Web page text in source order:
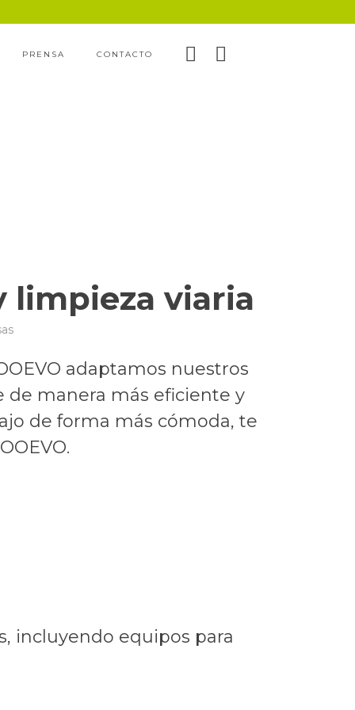
PRENSA CONTACTO
limpieza viaria
adaptamos nuestros
de manera más eficiente y
de forma más cómoda, te
incluyendo equipos para